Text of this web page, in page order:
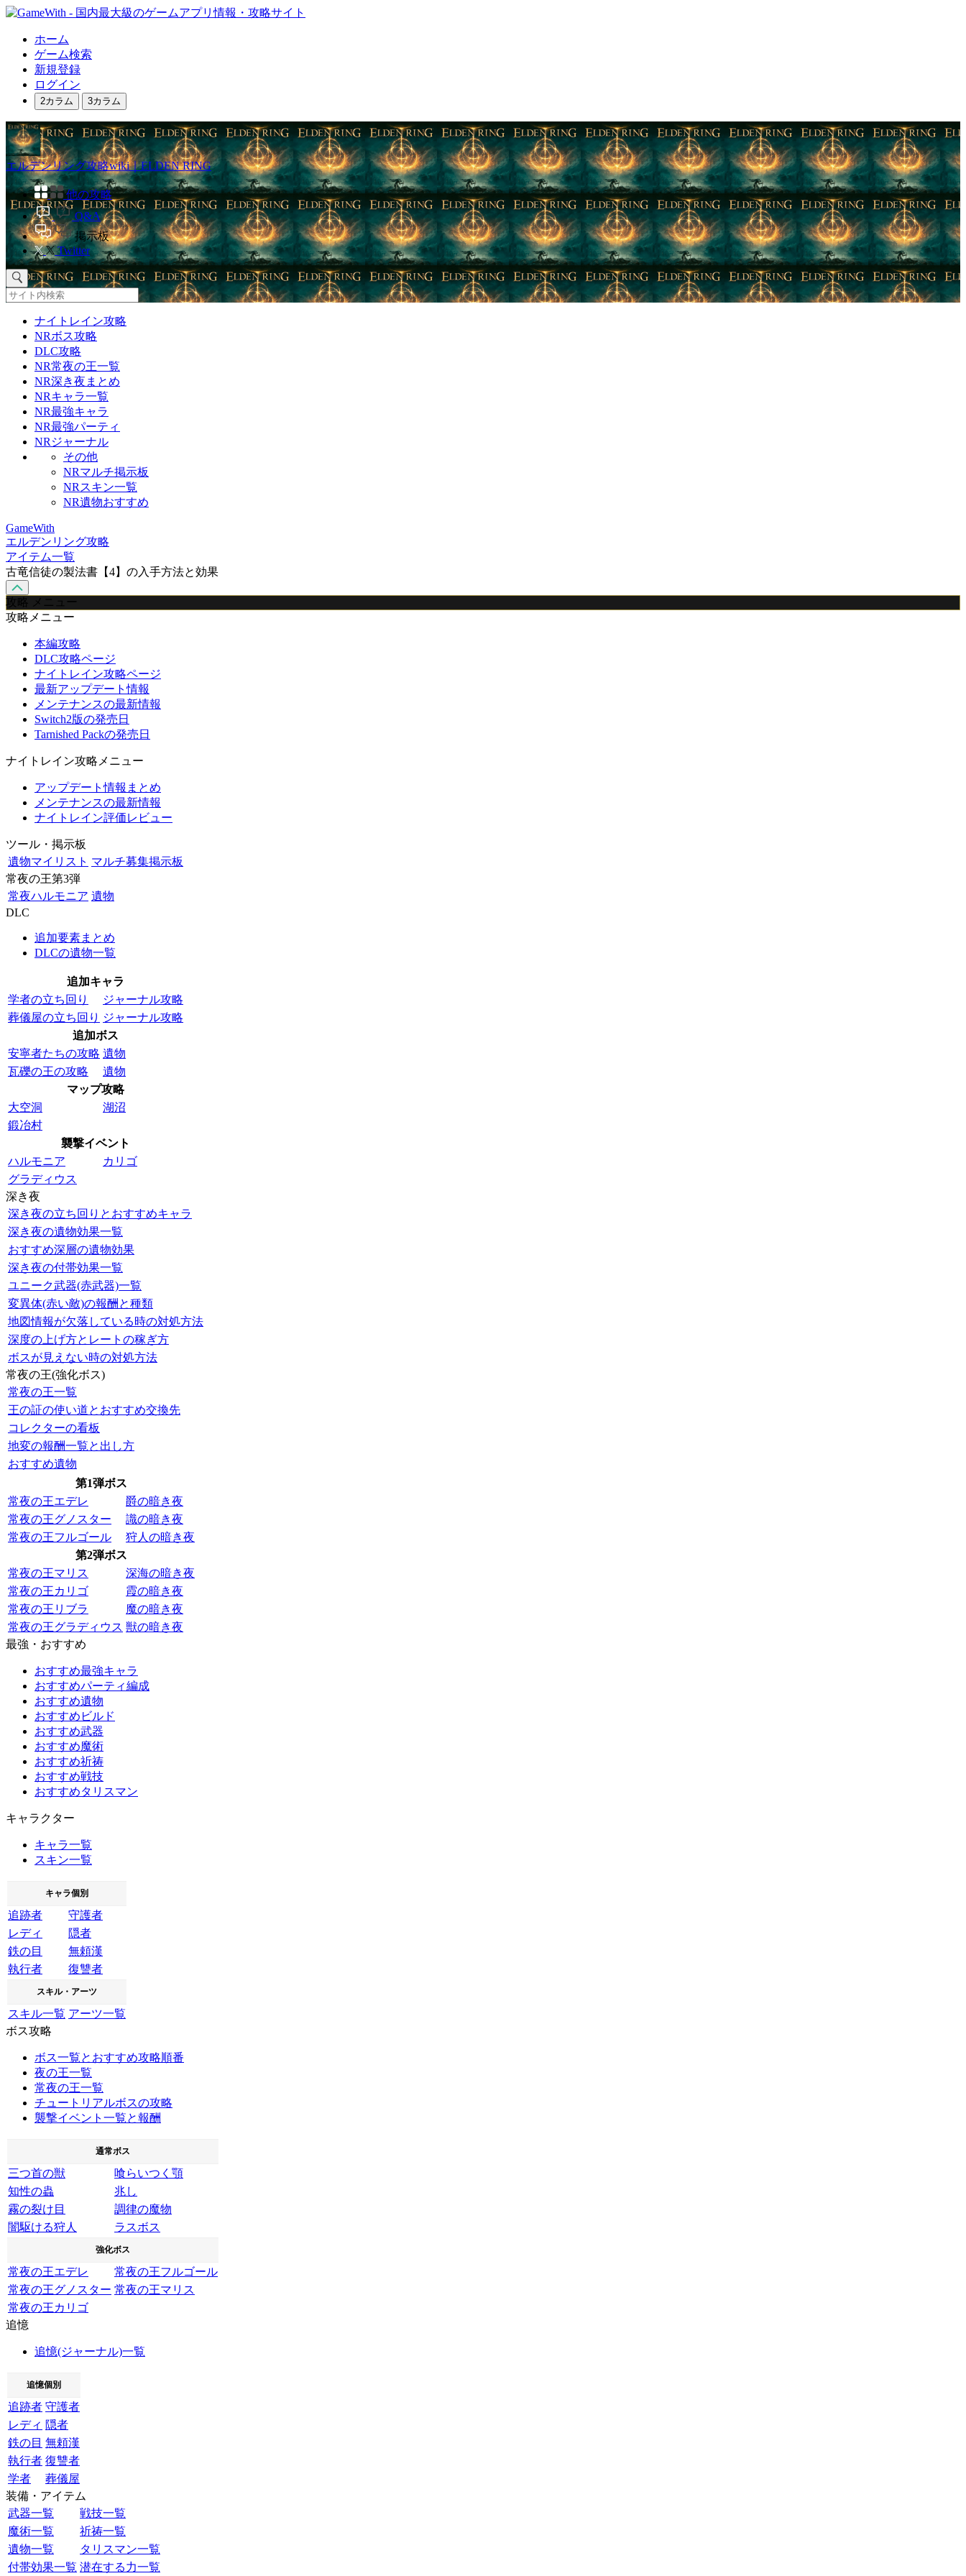
ホーム
ゲーム検索
新規登録
ログイン
2カラム 3カラム
エルデンリング攻略wiki｜ELDEN RING
他の攻略
Q&A
掲示板
Twitter
ナイトレイン攻略
NRボス攻略
DLC攻略
NR常夜の王一覧
NR深き夜まとめ
NRキャラ一覧
NR最強キャラ
NR最強パーティ
NRジャーナル
その他
NRマルチ掲示板
NRスキン一覧
NR遺物おすすめ
GameWith
エルデンリング攻略
アイテム一覧
古竜信徒の製法書【4】の入手方法と効果
攻略 メニュー
攻略メニュー
本編攻略
DLC攻略ページ
ナイトレイン攻略ページ
最新アップデート情報
メンテナンスの最新情報
Switch2版の発売日
Tarnished Packの発売日
ナイトレイン攻略メニュー
アップデート情報まとめ
メンテナンスの最新情報
ナイトレイン評価レビュー
ツール・掲示板
遺物マイリスト マルチ募集掲示板
常夜の王第3弾
常夜ハルモニア 遺物
DLC
追加要素まとめ
DLCの遺物一覧
追加キャラ
学者の立ち回り
ジャーナル攻略
葬儀屋の立ち回り ジャーナル攻略
追加ボス
安寧者たちの攻略 遺物
瓦礫の王の攻略
遺物
マップ攻略
大空洞
湖沼
鍛冶村
襲撃イベント
ハルモニア
カリゴ
グラディウス
深き夜
深き夜の立ち回りとおすすめキャラ
深き夜の遺物効果一覧
おすすめ深層の遺物効果
深き夜の付帯効果一覧
ユニーク武器(赤武器)一覧
変異体(赤い敵)の報酬と種類
地図情報が欠落している時の対処方法
深度の上げ方とレートの稼ぎ方
ボスが見えない時の対処方法
常夜の王(強化ボス)
常夜の王一覧
王の証の使い道とおすすめ交換先
コレクターの看板
地変の報酬一覧と出し方
おすすめ遺物
第1弾ボス
常夜の王エデレ
爵の暗き夜
常夜の王グノスター
識の暗き夜
常夜の王フルゴール
狩人の暗き夜
第2弾ボス
常夜の王マリス
深海の暗き夜
常夜の王カリゴ
霞の暗き夜
常夜の王リブラ
魔の暗き夜
常夜の王グラディウス 獣の暗き夜
最強・おすすめ
おすすめ最強キャラ
おすすめパーティ編成
おすすめ遺物
おすすめビルド
おすすめ武器
おすすめ魔術
おすすめ祈祷
おすすめ戦技
おすすめタリスマン
キャラクター
キャラ一覧
スキン一覧
キャラ個別
追跡者
守護者
レディ
隠者
鉄の目
無頼漢
執行者
復讐者
スキル・アーツ
スキル一覧 アーツ一覧
ボス攻略
ボス一覧とおすすめ攻略順番
夜の王一覧
常夜の王一覧
チュートリアルボスの攻略
襲撃イベント一覧と報酬
通常ボス
三つ首の獣
喰らいつく顎
知性の蟲
兆し
霧の裂け目
調律の魔物
闇駆ける狩人
ラスボス
強化ボス
常夜の王エデレ
常夜の王フルゴール
常夜の王グノスター 常夜の王マリス
常夜の王カリゴ
追憶
追憶(ジャーナル)一覧
追憶個別
追跡者 守護者
レディ 隠者
鉄の目 無頼漢
執行者 復讐者
学者
葬儀屋
装備・アイテム
武器一覧
戦技一覧
魔術一覧
祈祷一覧
遺物一覧
タリスマン一覧
付帯効果一覧 潜在する力一覧